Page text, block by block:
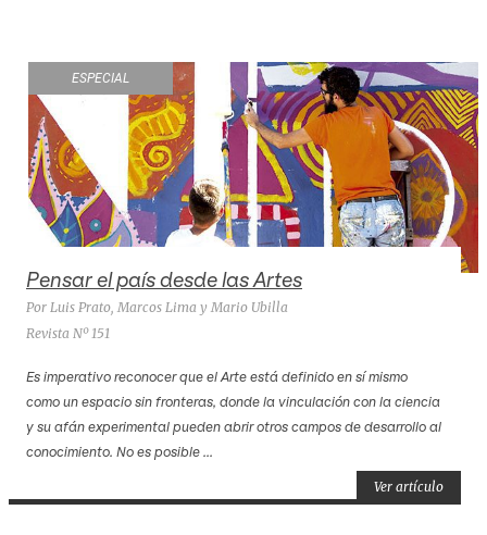
ESPECIAL
Pensar el país desde las Artes
Por Luis Prato, Marcos Lima y Mario Ubilla
Revista Nº 151
Es imperativo reconocer que el Arte está definido en sí mismo
como un espacio sin fronteras, donde la vinculación con la ciencia
y su afán experimental pueden abrir otros campos de desarrollo al
conocimiento. No es posible ...
Ver artículo